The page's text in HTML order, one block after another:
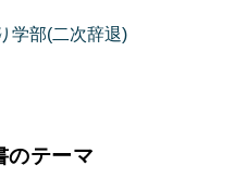
部(二次辞退)
のテーマ